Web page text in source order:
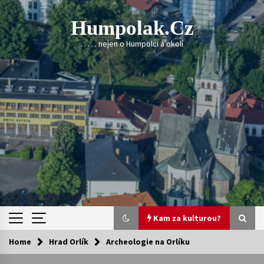
Skip
to
content
Humpolak.cz
. . . . . nejen o Humpolci a okolí
Kam za kulturou?
Kam za kulturou?
Home Hrad Orlík Archeologie na Orlíku